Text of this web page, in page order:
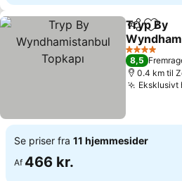
Del Føj til
Tryp By
Topkapı
4 Stjerner
8,5
0.4 km til
Eksklusivt
Se priser fra 11 hjemmesider
Af 466 kr.